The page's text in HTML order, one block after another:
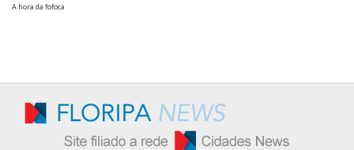
A hora da fofoca